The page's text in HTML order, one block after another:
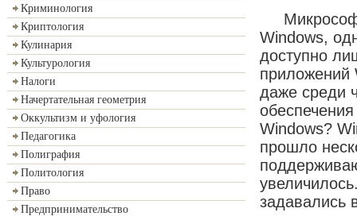
Криминология
Криптология
Кулинария
Культурология
Налоги
Начертательная геометрия
Оккультизм и уфология
Педагогика
Полиграфия
Политология
Право
Предпринимательство
Windows,
доступно
приложений
даже среди
Windows?
прошло
задавались